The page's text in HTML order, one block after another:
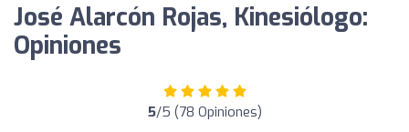
José Alarcón Rojas, Kinesiólogo:
Opiniones
5/5 (78 Opiniones)